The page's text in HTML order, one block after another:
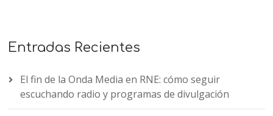
Entradas Recientes
El fin de la Onda Media en RNE: cómo seguir
escuchando radio y programas de divulgación